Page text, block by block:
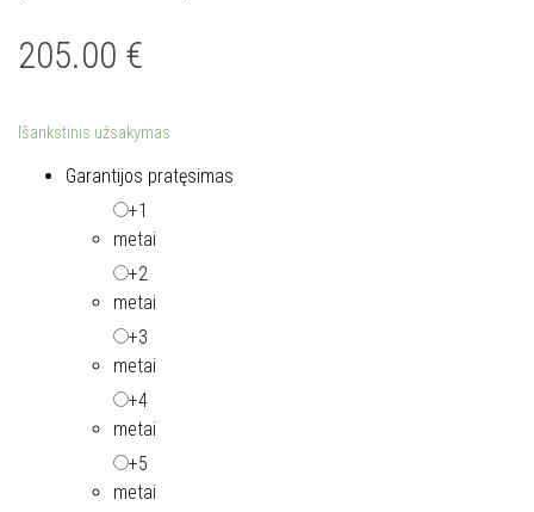
205.00 €
Išankstinis užsakymas
Garantijos pratęsimas
+1
metai
+2
metai
+3
metai
+4
metai
+5
metai